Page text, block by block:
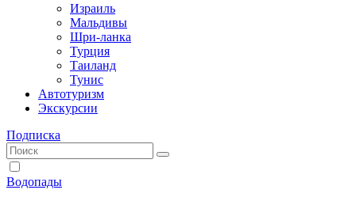
Израиль
Мальдивы
Шри-ланка
Турция
Таиланд
Тунис
Автотуризм
Экскурсии
Подписка
Водопады